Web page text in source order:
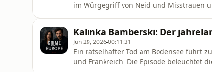
im Würgegriff von Neid und Misstrauen
Kalinka Bamberski: Der
Jun 29, 202600:11:31
Ein rätselhafter Tod am Bodensee führt
und Frankreich. Die Episode beleuchtet